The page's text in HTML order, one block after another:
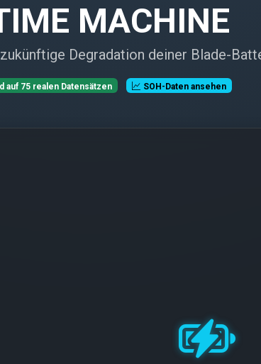
MACHINE
Degradation deiner Blade-
auf 75 realen Datensätzen SOH-Daten ansehen